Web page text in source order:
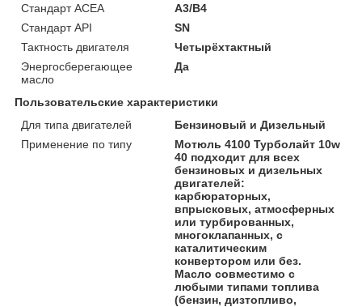
Стандарт ACEA
A3/B4
Стандарт API
SN
Тактность двигателя
Четырёхтактный
Энергосберегающее
масло
Да
Пользовательские характеристики
Для типа двигателей
Бензиновый и Дизельный
Применение по типу
Мотюль 4100 Турболайт 10w
40 подходит для всех
бензиновых и дизельных
двигателей:
карбюраторных,
впрысковых, атмосферных
или турбированных,
многоклапанных, с
каталитическим
конвертором или без.
Масло совместимо с
любыми типами топлива
(бензин, дизтопливо,